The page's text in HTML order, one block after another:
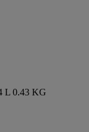
L 0.43 KG